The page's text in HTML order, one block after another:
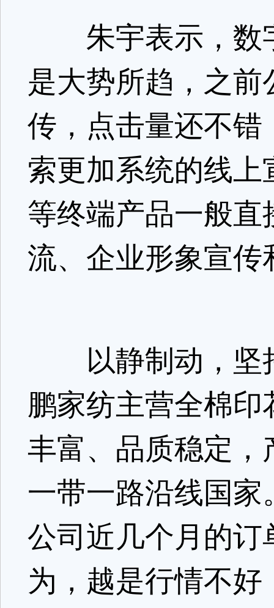
朱宇表示，数
是大势所趋，之
传，点击量还不
索更加系统的线
等终端产品一般
流、企业形象宣
以静制动，坚
鹏家纺主营全棉
丰富、品质稳定
一带一路沿线国
公司近几个月的
为，越是行情不